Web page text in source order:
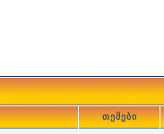
თემები